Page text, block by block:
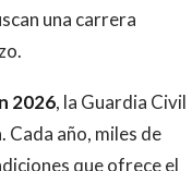
una carrera
2026, la Guardia Civil
Cada año, miles de
que ofrece el